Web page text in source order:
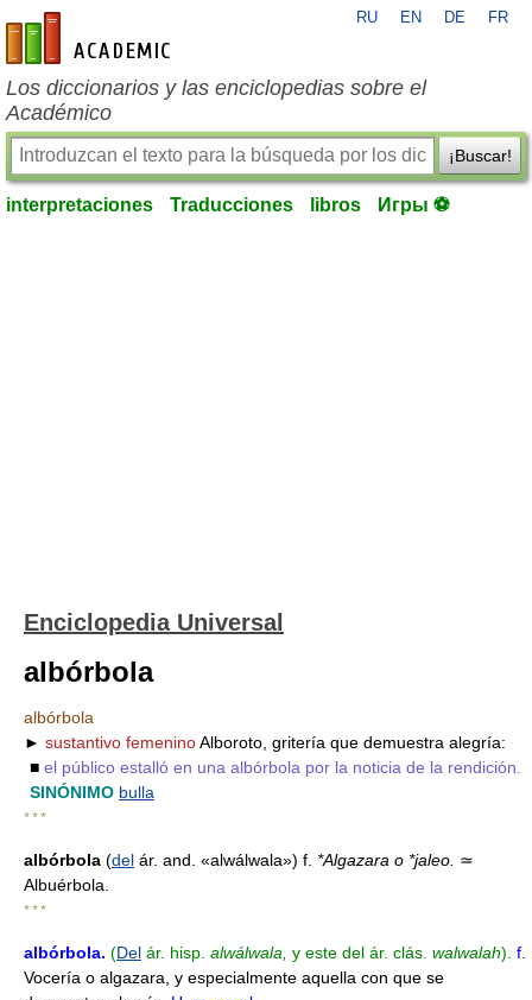
es-academic.com
RU EN DE FR
Los diccionarios y las enciclopedias sobre el
Académico
¡Buscar!
interpretaciones Traducciones libros Игры ⚽
Enciclopedia Universal
albórbola
albórbola
► sustantivo femeninoAlboroto, gritería que demuestra alegría:
■ el público estalló en una albórbola por la noticia de la rendición.
SINÓNIMO bulla
* * *
albórbola (del ár. and. «alwálwala») f. *Algazara o *jaleo. ≃
Albuérbola.
* * *
albórbola. (Del ár. hisp. alwálwala, y este del ár. clás. walwalah). f.
Vocería o algazara, y especialmente aquella con que se